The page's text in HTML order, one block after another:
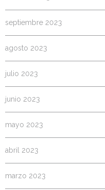
septiembre 2023
agosto 2023
julio 2023
junio 2023
mayo 2023
abril 2023
marzo 2023